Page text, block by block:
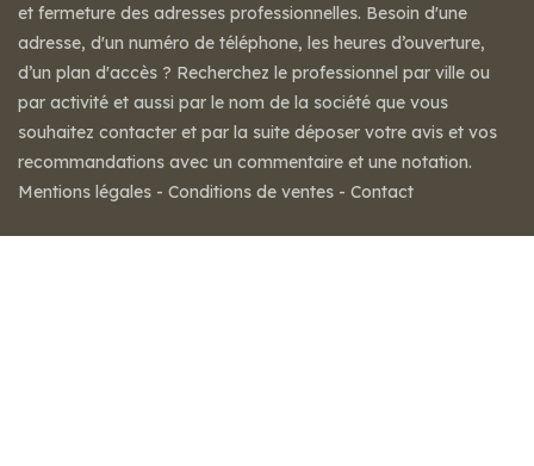
et fermeture des adresses professionnelles. Besoin d'une
adresse, d'un numéro de téléphone, les heures d’ouverture,
d’un plan d'accès ? Recherchez le professionnel par ville ou
par activité et aussi par le nom de la société que vous
souhaitez contacter et par la suite déposer votre avis et vos
recommandations avec un commentaire et une notation.
Mentions légales - Conditions de ventes - Contact